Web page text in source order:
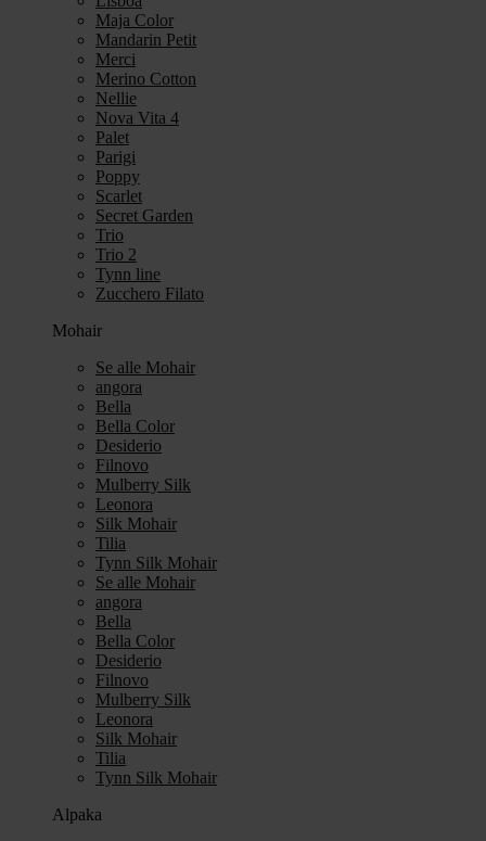
Maja Color
Mandarin Petit
Merci
Merino Cotton
Nellie
Nova Vita 4
Palet
Parigi
Poppy
Scarlet
Secret Garden
Trio
Trio 2
Tynn line
Zucchero Filato
Mohair
Se alle Mohair
angora
Bella
Bella Color
Desiderio
Filnovo
Mulberry Silk
Leonora
Silk Mohair
Tilia
Tynn Silk Mohair
Se alle Mohair
angora
Bella
Bella Color
Desiderio
Filnovo
Mulberry Silk
Leonora
Silk Mohair
Tilia
Tynn Silk Mohair
Alpaka